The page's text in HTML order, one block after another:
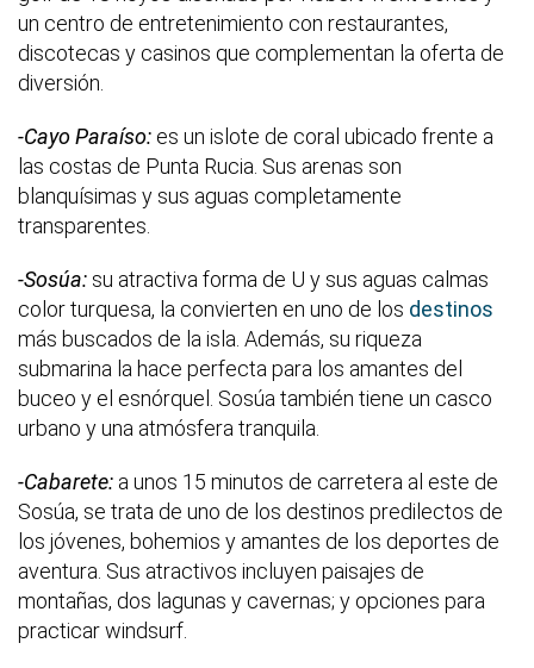
un centro de entretenimiento con restaurantes,
discotecas y casinos que complementan la oferta de
diversión.
-Cayo Paraíso: es un islote de coral ubicado frente a
las costas de Punta Rucia. Sus arenas son
blanquísimas y sus aguas completamente
transparentes.
-Sosúa: su atractiva forma de U y sus aguas calmas
color turquesa, la convierten en uno de los destinos
más buscados de la isla. Además, su riqueza
submarina la hace perfecta para los amantes del
buceo y el esnórquel. Sosúa también tiene un casco
urbano y una atmósfera tranquila.
-Cabarete: a unos 15 minutos de carretera al este de
Sosúa, se trata de uno de los destinos predilectos de
los jóvenes, bohemios y amantes de los deportes de
aventura. Sus atractivos incluyen paisajes de
montañas, dos lagunas y cavernas; y opciones para
practicar windsurf.